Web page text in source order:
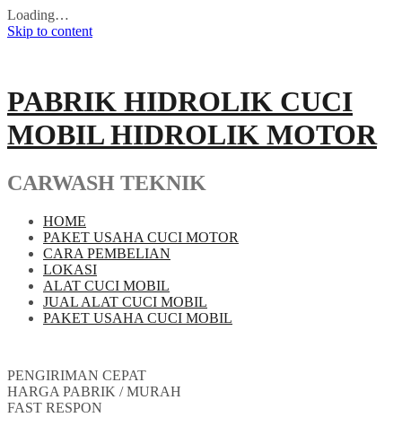
Loading…
Skip to content
PABRIK HIDROLIK CUCI
MOBIL HIDROLIK MOTOR
CARWASH TEKNIK
HOME
PAKET USAHA CUCI MOTOR
CARA PEMBELIAN
LOKASI
ALAT CUCI MOBIL
JUAL ALAT CUCI MOBIL
PAKET USAHA CUCI MOBIL
PENGIRIMAN CEPAT
HARGA PABRIK / MURAH
FAST RESPON